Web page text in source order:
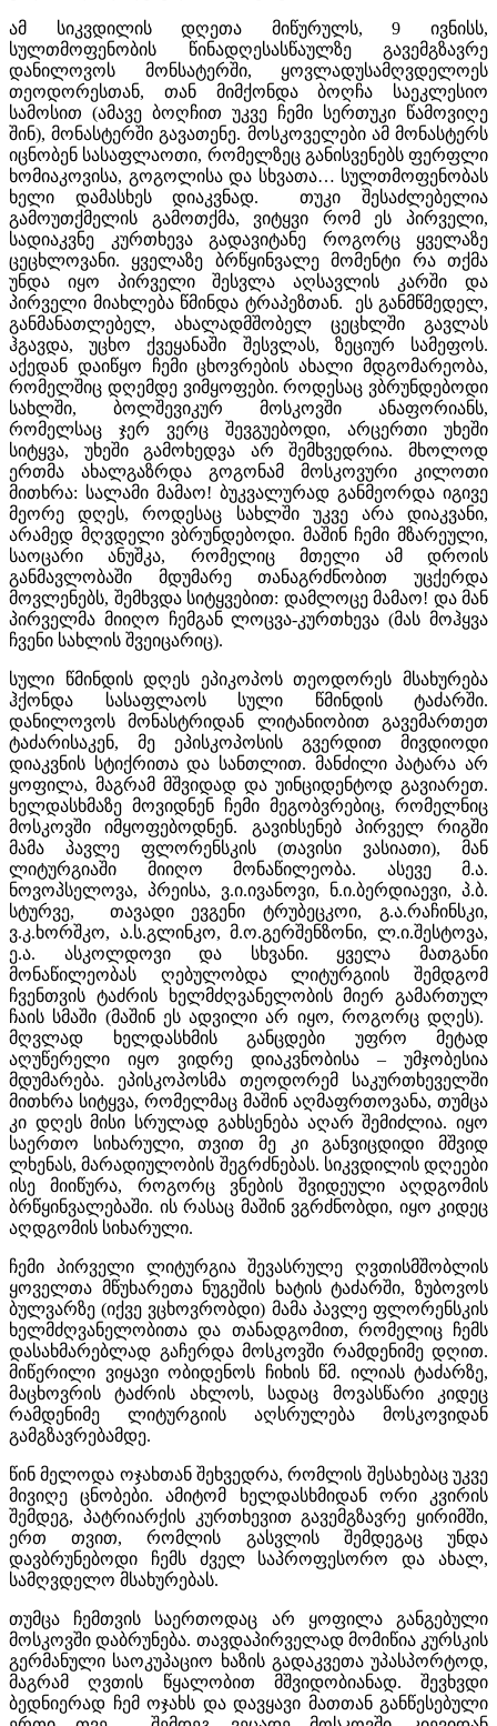
ამ სიკვდილის დღეთა მიწურულს, 9 ივნისს,
სულთმოფენობის წინადღესასწაულზე გავემგზავრე
დანილოვოს მონსატერში, ყოვლადუსამღვდელოეს
თეოდორესთან, თან მიმქონდა ბოღჩა საეკლესიო
სამოსით (ამავე ბოღჩით უკვე ჩემი სერთუკი წამოვიღე
შინ), მონასტერში გავათენე. მოსკოველები ამ მონასტერს
იცნობენ სასაფლაოთი, რომელზეც განისვენებს ფერფლი
ხომიაკოვისა, გოგოლისა და სხვათა… სულთმოფენობას
ხელი დამასხეს დიაკვნად. თუკი შესაძლებელია
გამოუთქმელის გამოთქმა, ვიტყვი რომ ეს პირველი,
სადიაკვნე კურთხევა გადავიტანე როგორც ყველაზე
ცეცხლოვანი. ყველაზე ბრწყინვალე მომენტი რა თქმა
უნდა იყო პირველი შესვლა აღსავლის კარში და
პირველი მიახლება წმინდა ტრაპეზთან. ეს განმწმედელ,
განმანათლებელ, ახალადმშობელ ცეცხლში გავლას
ჰგავდა, უცხო ქვეყანაში შესვლას, ზეციურ სამეფოს.
აქედან დაიწყო ჩემი ცხოვრების ახალი მდგომარეობა,
რომელშიც დღემდე ვიმყოფები. როდესაც ვბრუნდებოდი
სახლში, ბოლშევიკურ მოსკოვში ანაფორიანს,
რომელსაც ჯერ ვერც შევგუებოდი, არცერთი უხეში
სიტყვა, უხეში გამოხედვა არ შემხვედრია. მხოლოდ
ერთმა ახალგაზრდა გოგონამ მოსკოვური კილოთი
მითხრა: სალამი მამაო! ბუკვალურად განმეორდა იგივე
მეორე დღეს, როდესაც სახლში უკვე არა დიაკვანი,
არამედ მღვდელი ვბრუნდებოდი. მაშინ ჩემი მზარეული,
საოცარი ანუშკა, რომელიც მთელი ამ დროის
განმავლობაში მდუმარე თანაგრძნობით უცქერდა
მოვლენებს, შემხვდა სიტყვებით: დამლოცე მამაო! და მან
პირველმა მიიღო ჩემგან ლოცვა-კურთხევა (მას მოჰყვა
ჩვენი სახლის შვეიცარიც).
სული წმინდის დღეს ეპიკოპოს თეოდორეს მსახურება
ჰქონდა სასაფლაოს სული წმინდის ტაძარში.
დანილოვოს მონასტრიდან ლიტანიობით გავემართეთ
ტაძარისაკენ, მე ეპისკოპოსის გვერდით მივდიოდი
დიაკვნის სტიქრითა და სანთლით. მანძილი პატარა არ
ყოფილა, მაგრამ მშვიდად და უინციდენტოდ გავიარეთ.
ხელდასხმაზე მოვიდნენ ჩემი მეგობვრებიც, რომელნიც
მოსკოვში იმყოფებოდნენ. გავიხსენებ პირველ რიგში
მამა პავლე ფლორენსკის (თავისი ვასიათი), მან
ლიტურგიაში მიიღო მონაწილეობა. ასევე მ.ა.
ნოვოპსელოვა, პრეისა, ვ.ი.ივანოვი, ნ.ი.ბერდიაევი, პ.ბ.
სტურვე, თავადი ევგენი ტრუბეცკოი, გ.ა.რაჩინსკი,
ვ.კ.ხორშკო, ა.ს.გლინკო, მ.ო.გერშენზონი, ლ.ი.შესტოვა,
ე.ა. ასკოლდოვი და სხვანი. ყველა მათგანი
მონაწილეობას ღებულობდა ლიტურგიის შემდგომ
ჩვენთვის ტაძრის ხელმძღვანელობის მიერ გამართულ
ჩაის სმაში (მაშინ ეს ადვილი არ იყო, როგორც დღეს).
მღვლად ხელდასხმის განცდები უფრო მეტად
აღუწერელი იყო ვიდრე დიაკვნობისა – უმჯობესია
მდუმარება. ეპისკოპოსმა თეოდორემ საკურთხეველში
მითხრა სიტყვა, რომელმაც მაშინ აღმაფრთოვანა, თუმცა
კი დღეს მისი სრულად გახსენება აღარ შემიძლია. იყო
საერთო სიხარული, თვით მე კი განვიცდიდი მშვიდ
ლხენას, მარადიულობის შეგრძნებას. სიკვდილის დღეები
ისე მიიწურა, როგორც ვნების შვიდეული აღდგომის
ბრწყინვალებაში. ის რასაც მაშინ ვგრძნობდი, იყო კიდეც
აღდგომის სიხარული.
ჩემი პირველი ლიტურგია შევასრულე ღვთისმშობლის
ყოველთა მწუხარეთა ნუგეშის ხატის ტაძარში, ზუბოვოს
ბულვარზე (იქვე ვცხოვრობდი) მამა პავლე ფლორენსკის
ხელმძღვანელობითა და თანადგომით, რომელიც ჩემს
დასახმარებლად გაჩერდა მოსკოვში რამდენიმე დღით.
მიწერილი ვიყავი ობიდენოს ჩიხის წმ. ილიას ტაძარზე,
მაცხოვრის ტაძრის ახლოს, სადაც მოვასწარი კიდეც
რამდენიმე ლიტურგიის აღსრულება მოსკოვიდან
გამგზავრებამდე.
წინ მელოდა ოჯახთან შეხვედრა, რომლის შესახებაც უკვე
მივიღე ცნობები. ამიტომ ხელდასხმიდან ორი კვირის
შემდეგ, პატრიარქის კურთხევით გავემგზავრე ყირიმში,
ერთ თვით, რომლის გასვლის შემდეგაც უნდა
დავბრუნებოდი ჩემს ძველ საპროფესორო და ახალ,
სამღვდელო მსახურებას.
თუმცა ჩემთვის საერთოდაც არ ყოფილა განგებული
მოსკოვში დაბრუნება. თავდაპირველად მომიწია კურსკის
გერმანული საოკუპაციო ხაზის გადაკვეთა უპასპორტოდ,
მაგრამ ღვთის წყალობით მშვიდობიანად. შევხვდი
ბედნიერად ჩემ ოჯახს და დავყავი მათთან განწესებული